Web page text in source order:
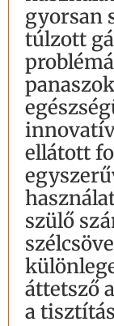
gyorsan
túlzott
ellátott
szülő
áttetsző
a